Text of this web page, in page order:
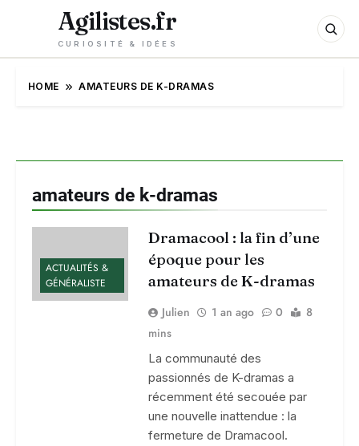
Agilistes.fr
CURIOSITÉ & IDÉES
HOME AMATEURS DE K-DRAMAS
amateurs de k-dramas
ACTUALITÉS &
GÉNÉRALISTE
Dramacool : la fin d’une
époque pour les
amateurs de K-dramas
Julien 1 an ago 0
8
mins
La communauté des
passionnés de K-dramas a
récemment été secouée par
une nouvelle inattendue : la
fermeture de Dramacool.